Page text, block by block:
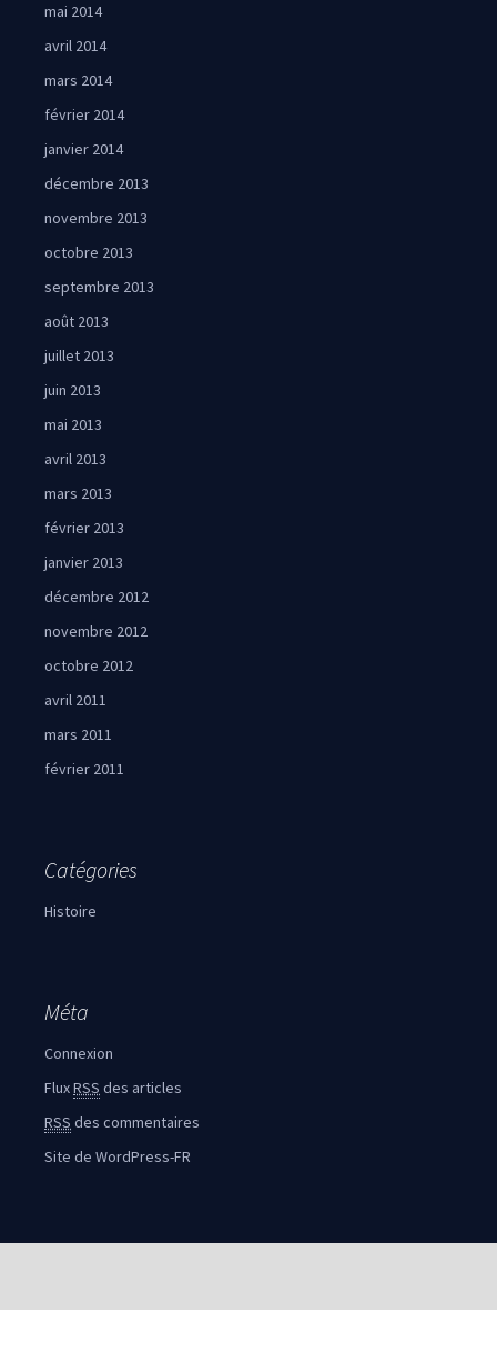
mai 2014
avril 2014
mars 2014
février 2014
janvier 2014
décembre 2013
novembre 2013
octobre 2013
septembre 2013
août 2013
juillet 2013
juin 2013
mai 2013
avril 2013
mars 2013
février 2013
janvier 2013
décembre 2012
novembre 2012
octobre 2012
avril 2011
mars 2011
février 2011
Catégories
Histoire
Méta
Connexion
FluxRSS des articles
RSS des commentaires
Site de WordPress-FR